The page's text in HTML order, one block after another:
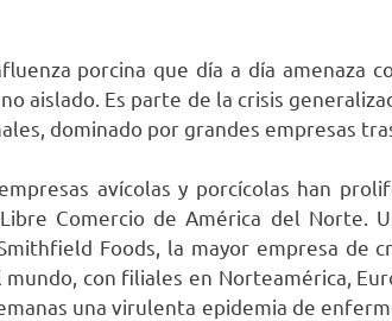
porcina que día a día amenaza
aislado. Es parte de la crisis
dominado por grandes empresas
avícolas y porcícolas han
Comercio de América del Norte.
Foods, la mayor empresa de
con filiales en Norteamérica,
una virulenta epidemia de